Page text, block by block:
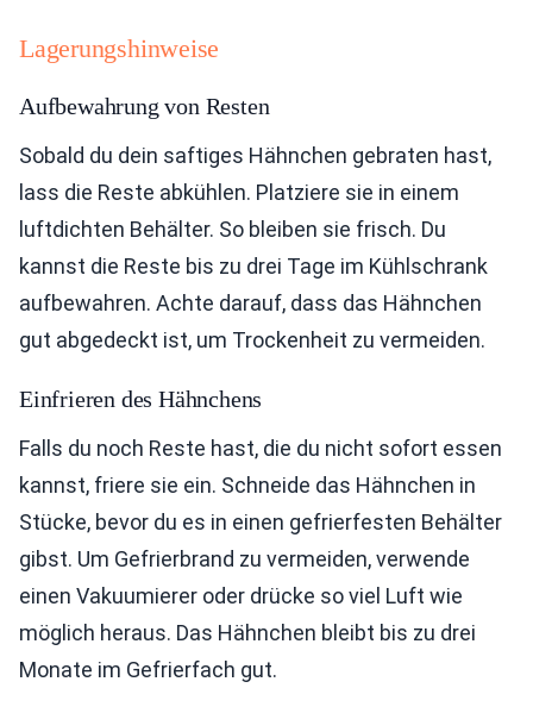
Lagerungshinweise
Aufbewahrung von Resten
Sobald du dein saftiges Hähnchen gebraten hast,
lass die Reste abkühlen. Platziere sie in einem
luftdichten Behälter. So bleiben sie frisch. Du
kannst die Reste bis zu drei Tage im Kühlschrank
aufbewahren. Achte darauf, dass das Hähnchen
gut abgedeckt ist, um Trockenheit zu vermeiden.
Einfrieren des Hähnchens
Falls du noch Reste hast, die du nicht sofort essen
kannst, friere sie ein. Schneide das Hähnchen in
Stücke, bevor du es in einen gefrierfesten Behälter
gibst. Um Gefrierbrand zu vermeiden, verwende
einen Vakuumierer oder drücke so viel Luft wie
möglich heraus. Das Hähnchen bleibt bis zu drei
Monate im Gefrierfach gut.